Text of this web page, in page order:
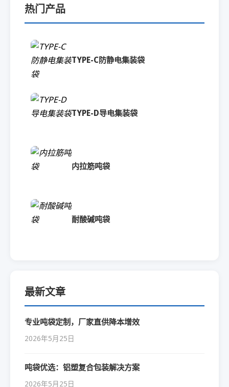
热门产品
TYPE-C防静电集装袋
TYPE-D导电集装袋
内拉筋吨袋
耐酸碱吨袋
最新文章
专业吨袋定制，厂家直供降本增效
2026年5月25日
吨袋优选：铝塑复合包装解决方案
2026年5月25日